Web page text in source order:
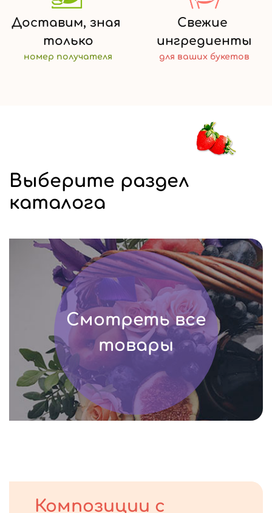
Доставим, зная
только
номер получателя
Свежие
ингредиенты
для ваших букетов
Выберите раздел
каталога
Смотреть все
товары
Композиции с